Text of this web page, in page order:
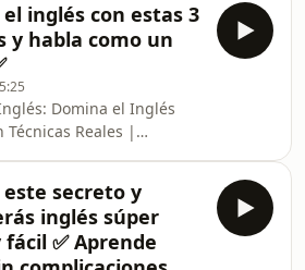
La revolución para
ha comenzado, y este
podcast de clases de
experiencia diseñada
tu mente en un
inglés natural,
episodio acelera tu
pensar en inglés
inglés con estas 3
y habla como un
Domina el Inglés
Técnicas Reales |
La revolución para
ha comenzado, y este
podcast de clases de
secreto y
inglés súper
✅ Aprende